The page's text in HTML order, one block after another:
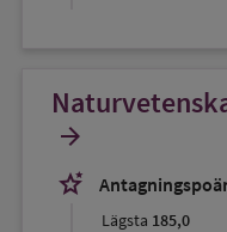
arrow_forward
stars_2
Lägsta 185,0